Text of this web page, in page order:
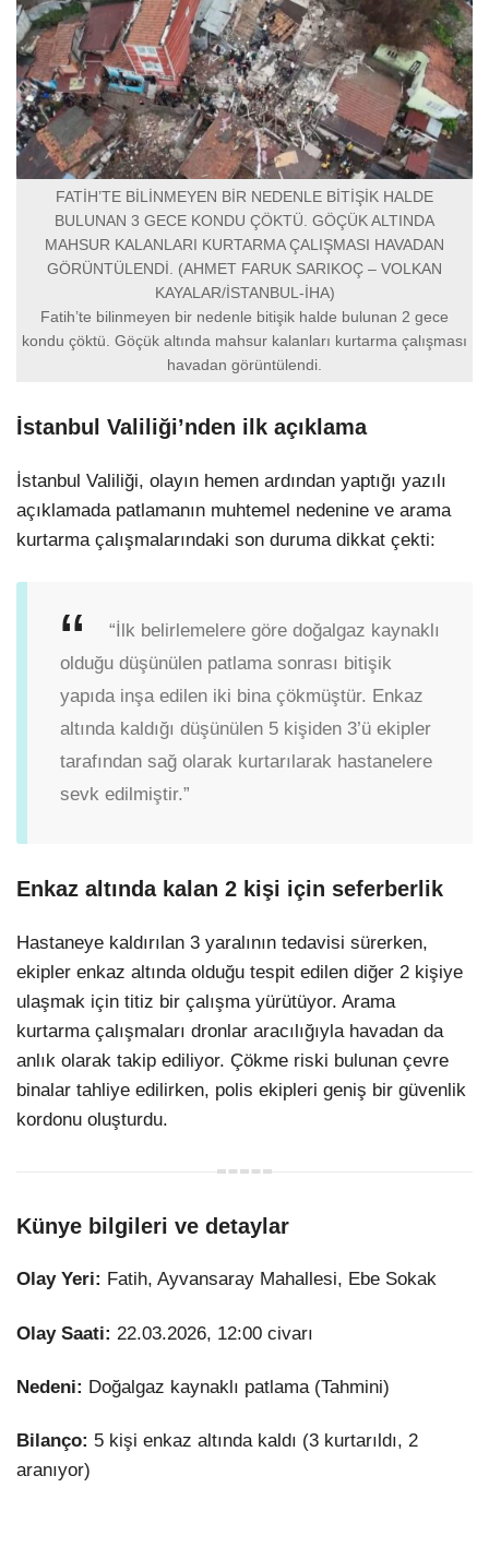
FATİH’TE BİLİNMEYEN BİR NEDENLE BİTİŞİK HALDE
BULUNAN 3 GECE KONDU ÇÖKTÜ. GÖÇÜK ALTINDA
MAHSUR KALANLARI KURTARMA ÇALIŞMASI HAVADAN
GÖRÜNTÜLENDİ. (AHMET FARUK SARIKOÇ – VOLKAN
KAYALAR/İSTANBUL-İHA)
Fatih’te bilinmeyen bir nedenle bitişik halde bulunan 2 gece
kondu çöktü. Göçük altında mahsur kalanları kurtarma çalışması
havadan görüntülendi.
İstanbul Valiliği’nden ilk açıklama
İstanbul Valiliği, olayın hemen ardından yaptığı yazılı
açıklamada patlamanın muhtemel nedenine ve arama
kurtarma çalışmalarındaki son duruma dikkat çekti:
“İlk belirlemelere göre doğalgaz kaynaklı
olduğu düşünülen patlama sonrası bitişik
yapıda inşa edilen iki bina çökmüştür. Enkaz
altında kaldığı düşünülen 5 kişiden 3’ü ekipler
tarafından sağ olarak kurtarılarak hastanelere
sevk edilmiştir.”
Enkaz altında kalan 2 kişi için seferberlik
Hastaneye kaldırılan 3 yaralının tedavisi sürerken,
ekipler enkaz altında olduğu tespit edilen diğer 2 kişiye
ulaşmak için titiz bir çalışma yürütüyor. Arama
kurtarma çalışmaları dronlar aracılığıyla havadan da
anlık olarak takip ediliyor. Çökme riski bulunan çevre
binalar tahliye edilirken, polis ekipleri geniş bir güvenlik
kordonu oluşturdu.
Künye bilgileri ve detaylar
Olay Yeri: Fatih, Ayvansaray Mahallesi, Ebe Sokak
Olay Saati: 22.03.2026, 12:00 civarı
Nedeni: Doğalgaz kaynaklı patlama (Tahmini)
Bilanço: 5 kişi enkaz altında kaldı (3 kurtarıldı, 2
aranıyor)